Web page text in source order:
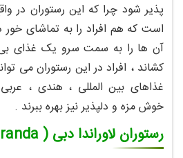
پذیر شود چرا که این رستوران در
است که هم افراد را به تماشای
آن ها را به سمت سرو یک غذای
کشاند ، افراد در این رستوران می
غذاهای بین المللی ، هندی ،
خوش مزه و دلپذیر نیز بهره ببرند .
رستوران لاوراندا دبی ( La Veranda )